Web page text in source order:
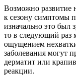
Возможно развитие
к сезону симптомы
изначально это был
то в следующий раз
ощущением
заболевания могут
дерматит или
реакции.